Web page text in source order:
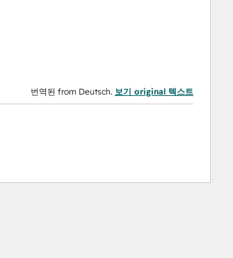
번역된 from Deutsch. 보기 original 텍스트